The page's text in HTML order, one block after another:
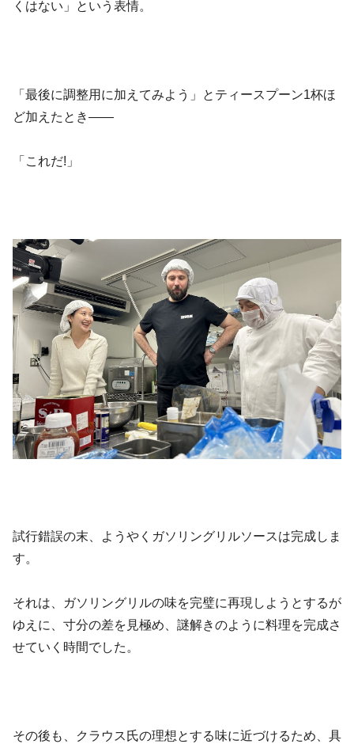
くはない」という表情。
「最後に調整用に加えてみよう」とティースプーン1杯ほ
ど加えたとき——
「これだ!」
試行錯誤の末、ようやくガソリングリルソースは完成しま
す。
それは、ガソリングリルの味を完璧に再現しようとするが
ゆえに、寸分の差を見極め、謎解きのように料理を完成さ
せていく時間でした。
その後も、クラウス氏の理想とする味に近づけるため、具